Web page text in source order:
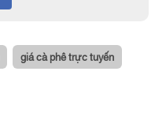
giá cà phê trực tuyến